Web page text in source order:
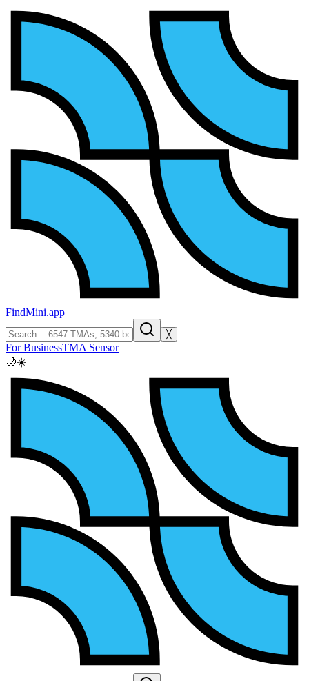
FindMini.app
╳
For BusinessTMA Sensor
🌙☀️